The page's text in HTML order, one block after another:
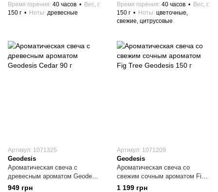
Время горения 40 часов
Вес, г
150 г
Ноты древесные
Время горения 40 часов
Вес, г
150 г
Ноты цветочные,
свежие, цитрусовые
Артикул: 1071325
Geodesis
Ароматическая свеча с
древесным ароматом Geodesis
Cedar 90 г
949 грн
Артикул: 1071209
Geodesis
Ароматическая свеча со
свежим сочным ароматом Fig
Tree Geodesis 150 г
1 199 грн